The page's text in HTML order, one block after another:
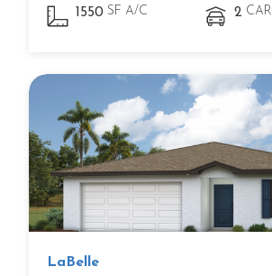
1550 SF A/C 2 CAR
LaBelle